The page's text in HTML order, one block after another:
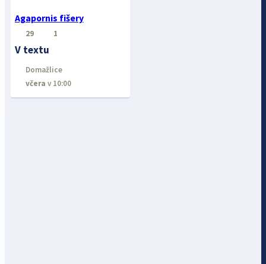
Agapornis fišery
29 1
V textu
Domažlice
včera v 10:00